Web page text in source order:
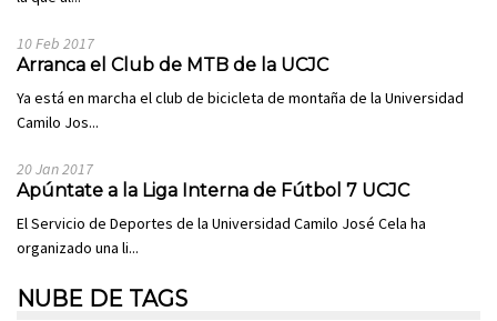
10 Feb 2017
Arranca el Club de MTB de la UCJC
Ya está en marcha el club de bicicleta de montaña de la Universidad
Camilo Jos...
20 Jan 2017
Apúntate a la Liga Interna de Fútbol 7 UCJC
El Servicio de Deportes de la Universidad Camilo José Cela ha
organizado una li...
NUBE DE TAGS